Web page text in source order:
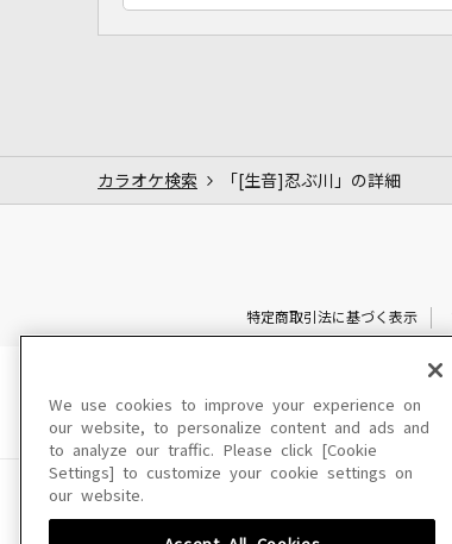
カラオケ検索 「[生音]忍ぶ川」の詳細
特定商取引法に基づく表示
このサイトに掲載されている一
We use cookies to improve your experience on
our website, to personalize content and ads and
to analyze our traffic. Please click [Cookie
Settings] to customize your cookie settings on
our website.